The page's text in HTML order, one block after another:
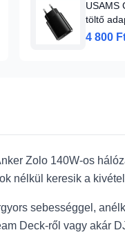
USAMS
töltő
4 800
Zolo 140W-os
nélkül keresik a
sebességgel,
Deck-ről vagy akár